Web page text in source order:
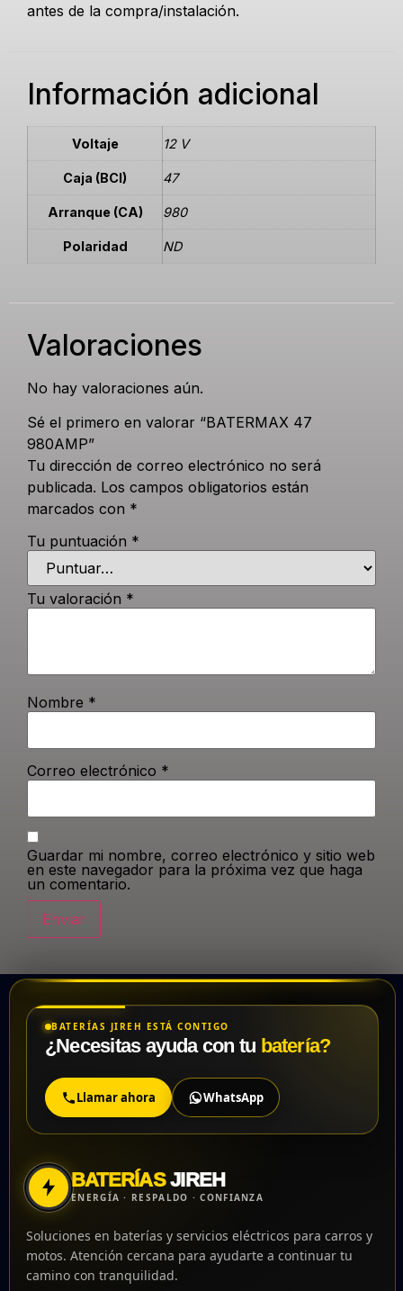
antes de la compra/instalación.
Información adicional
Voltaje 12 V
Caja (BCI) 47
Arranque (CA) 980
Polaridad ND
Valoraciones
No hay valoraciones aún.
Sé el primero en valorar “BATERMAX 47
980AMP”
Tu dirección de correo electrónico no será
publicada. Los campos obligatorios están
marcados con *
Tu puntuación *
Tu valoración *
Nombre *
Correo electrónico *
Guardar mi nombre, correo electrónico y sitio web
en este navegador para la próxima vez que haga
un comentario.
BATERÍAS JIREH ESTÁ CONTIGO
¿Necesitas ayuda con tu batería?
Llamar ahora WhatsApp
BATERÍASJIREH
ENERGÍA · RESPALDO · CONFIANZA
Soluciones en baterías y servicios eléctricos para carros y
motos. Atención cercana para ayudarte a continuar tu
camino con tranquilidad.